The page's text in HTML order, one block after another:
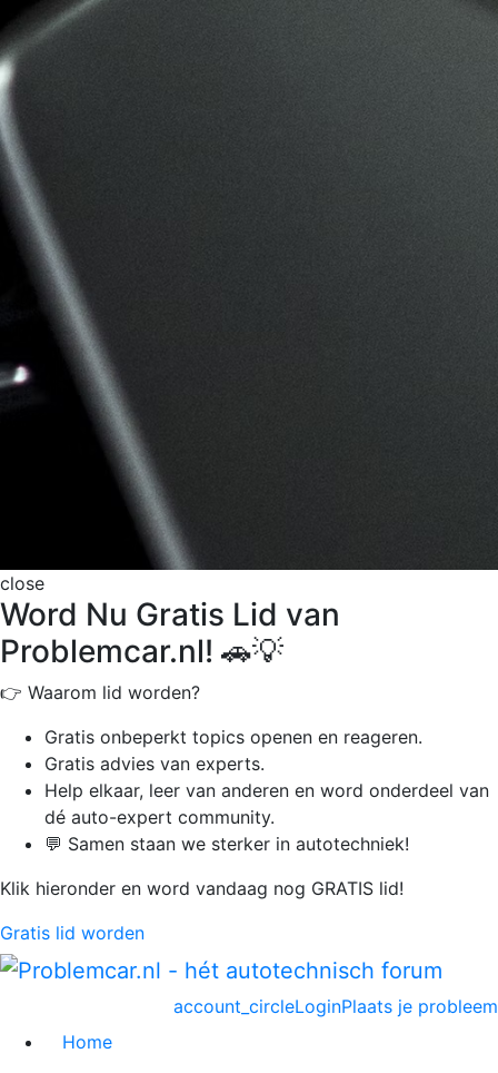
close
Word Nu Gratis Lid van
Problemcar.nl! 🚗💡
👉 Waarom lid worden?
Gratis onbeperkt topics openen en reageren.
Gratis advies van experts.
Help elkaar, leer van anderen en word onderdeel van
dé auto-expert community.
💬 Samen staan we sterker in autotechniek!
Klik hieronder en word vandaag nog GRATIS lid!
Gratis lid worden
Plaats je probleem
account_circleLogin
Home